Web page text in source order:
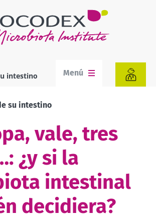
intestino Menú
su intestino
vale, tres
¿y si la
intestinal
decidiera?